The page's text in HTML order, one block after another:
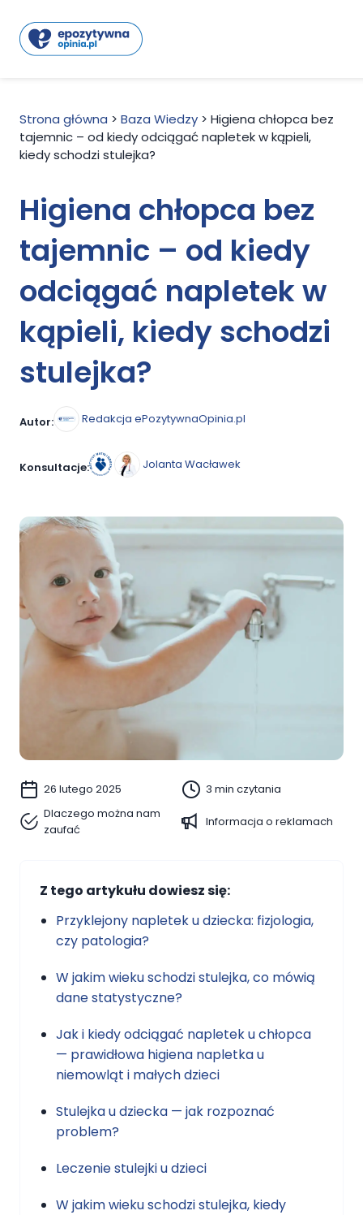
Strona główna > Baza Wiedzy > Higiena chłopca bez
tajemnic – od kiedy odciągać napletek w kąpieli,
kiedy schodzi stulejka?
Higiena chłopca bez
tajemnic – od kiedy
odciągać napletek w
kąpieli, kiedy schodzi
stulejka?
Autor: Redakcja ePozytywnaOpinia.pl
Konsultacje: Jolanta Wacławek
26 lutego 2025
3 min czytania
Dlaczego można nam
zaufać
Informacja o reklamach
Z tego artykułu dowiesz się:
Przyklejony napletek u dziecka: fizjologia,
czy patologia?
W jakim wieku schodzi stulejka, co mówią
dane statystyczne?
Jak i kiedy odciągać napletek u chłopca
— prawidłowa higiena napletka u
niemowląt i małych dzieci
Stulejka u dziecka — jak rozpoznać
problem?
Leczenie stulejki u dzieci
W jakim wieku schodzi stulejka, kiedy